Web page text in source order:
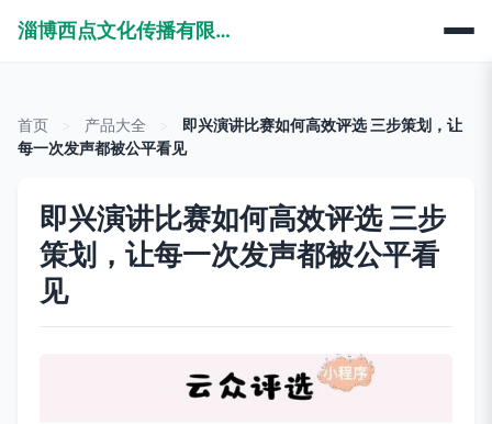
淄博西点文化传播有限公司
首页 产品大全
即兴演讲比赛如何高效评选 三步策划，让
每一次发声都被公平看见
即兴演讲比赛如何高效评选 三步
策划，让每一次发声都被公平看
见